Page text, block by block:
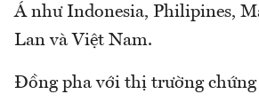
Á như Indonesia, Philipines,
Lan và Việt Nam.
Đồng pha với thị trường